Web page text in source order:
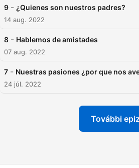
9 - ¿Quienes son nuestros padres?
14 aug. 2022
8 - Hablemos de amistades
07 aug. 2022
7 - Nuestras pasiones ¿por que nos
24 júl. 2022
További